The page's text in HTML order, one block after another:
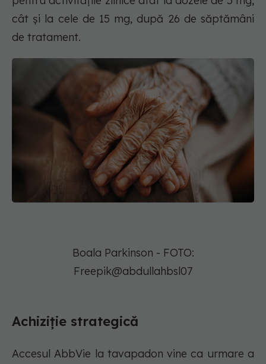
cât și la cele de 15 mg, după 26 de săptămâni
de tratament.
Boala Parkinson - FOTO:
Freepik@abdullahbsl07
Achiziție strategică
Accesul AbbVie la tavapadon vine ca urmare a